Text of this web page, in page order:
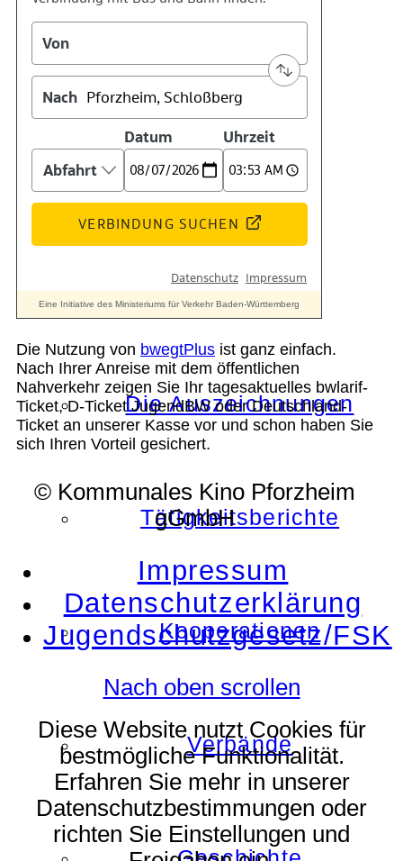
Kontakt
Kino
Das Team
Die Auszeichnungen
Tätigkeitsberichte
Kooperationen
Verbände
Die Nutzung von bwegtPlus ist ganz einfach.
Nach Ihrer Anreise mit dem öffentlichen
Nahverkehr zeigen Sie Ihr tagesaktuelles bwlarif-
Ticket, D-Ticket JugendBW oder Deutschland-
Ticket an unserer Kasse vor und schon haben Sie
sich Ihren Vorteil gesichert.
© Kommunales Kino Pforzheim
gGmbH
Impressum
Datenschutzerklärung
Jugendschutzgesetz/FSK
Nach oben scrollen
Diese Website nutzt Cookies für
bestmögliche Funktionalität.
Erfahren Sie mehr in unserer
Datenschutzbestimmungen oder
richten Sie Einstellungen und